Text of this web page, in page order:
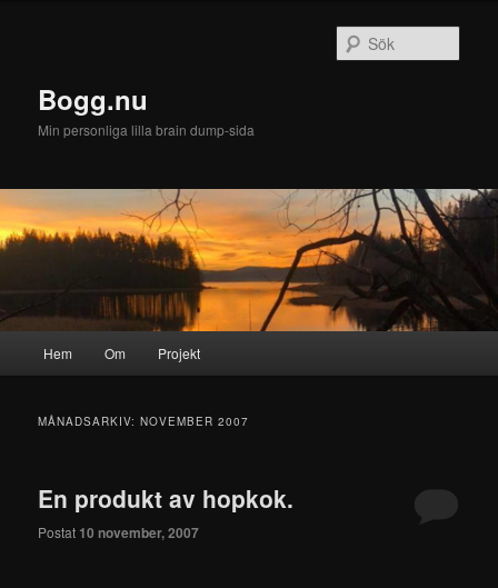
Bogg.nu
Min personliga lilla brain dump-sida
Hoppa
Hoppa
innehåll
Hem Om Projekt
MÅNADSARKIV:NOVEMBER 2007
En produkt av hopkok.
Postat 10 november, 2007